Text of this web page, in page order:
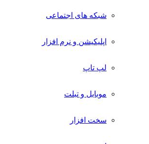
شبکه های اجتماعی
اپلیکیشن و نرم افزار
لپ تاپ
موبایل و تبلت
سخت افزار